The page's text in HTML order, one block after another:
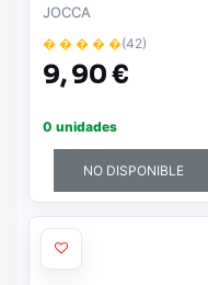
entrenar Jocca 1560/ 3
JOCCA
� � � � �(42)
9,90 €
0 unidades
NO DISPONIBLE